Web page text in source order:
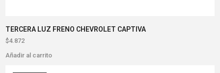
TERCERA LUZ FRENO CHEVROLET CAPTIVA
$4.872
Añadir al carrito